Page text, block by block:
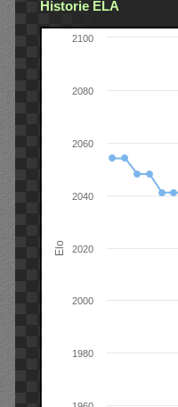
Historie ELA
Elo
1980
2000
2020
2040
2060
2080
2100